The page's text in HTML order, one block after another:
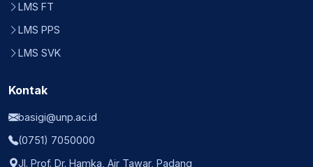
LMS FT
LMS PPS
LMS SVK
Kontak
basigi@unp.ac.id
(0751) 7050000
Jl. Prof. Dr. Hamka, Air Tawar, Padang